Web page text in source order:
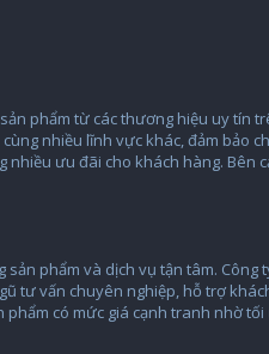
phẩm từ các thương hiệu uy tín
nhiều lĩnh vực khác, đảm bảo
ưu đãi cho khách hàng. Bên
phẩm và dịch vụ tận tâm. Công
tư vấn chuyên nghiệp, hỗ trợ
có mức giá cạnh tranh nhờ